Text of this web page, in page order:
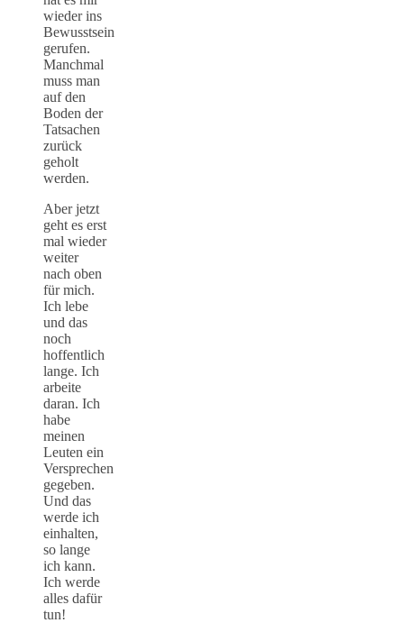
wieder ins
Bewusstsein
gerufen.
Manchmal
muss man
auf den
Boden der
Tatsachen
zurück
geholt
werden.
Aber jetzt
geht es erst
mal wieder
weiter
nach oben
für mich.
Ich lebe
und das
noch
hoffentlich
lange. Ich
arbeite
daran. Ich
habe
meinen
Leuten ein
Versprechen
gegeben.
Und das
werde ich
einhalten,
so lange
ich kann.
Ich werde
alles dafür
tun!